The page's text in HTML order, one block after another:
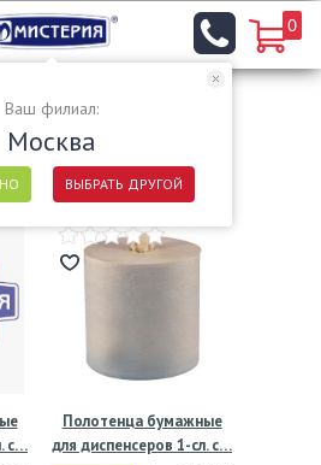
Ваш филиал:
Москва
ВЫБРАТЬ ДРУГОЙ
0
в рулонах
с…
Полотенца бумажные
для диспенсеров 1-сл. с…